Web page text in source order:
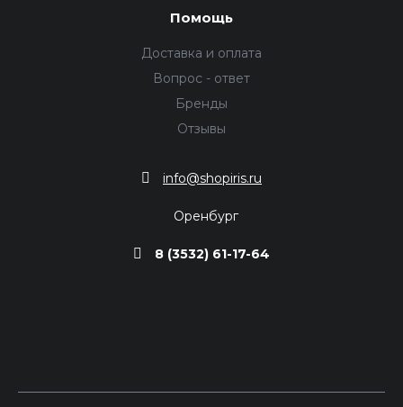
Помощь
Доставка и оплата
Вопрос - ответ
Бренды
Отзывы
info@shopiris.ru
Оренбург
8 (3532) 61-17-64